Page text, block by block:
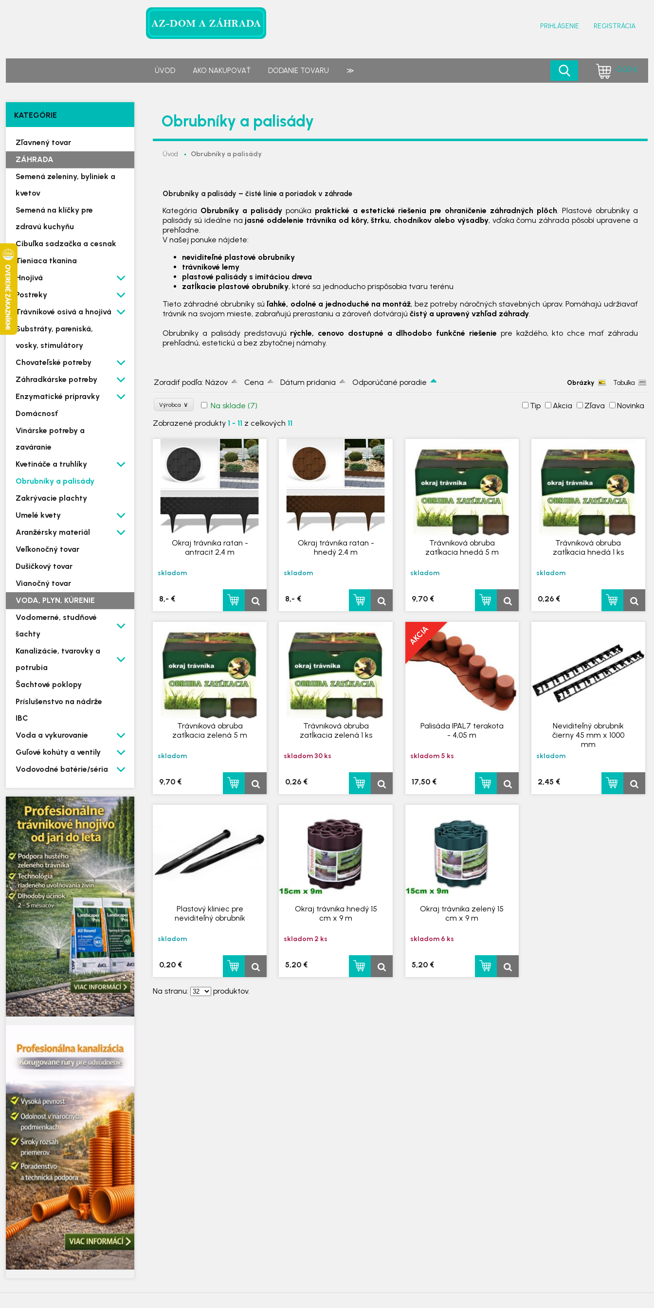
ÚVOD AKO NAKUPOVAŤ DODANIE TOVARU ≫ 0,00 €
PRIHLÁSENIE REGISTRÁCIA
KATEGÓRIE
Zľavnený tovar
ZÁHRADA
Semená zeleniny, byliniek a
kvetov
Semená na klíčky pre
zdravú kuchyňu
Cibuľka sadzačka a cesnak
Tieniaca tkanina
Hnojivá
Postreky
Trávnikové osivá a hnojivá
Substráty, pareniská,
vosky, stimulátory
Chovateľské potreby
Záhradkárske potreby
Enzymatické prípravky
Domácnosť
Vinárske potreby a
zaváranie
Kvetináče a truhlíky
Obrubníky a palisády
Zakrývacie plachty
Umelé kvety
Aranžérsky materiál
Veľkonočný tovar
Dušičkový tovar
Vianočný tovar
VODA, PLYN, KÚRENIE
Vodomerné, studňové
šachty
Kanalizácie, tvarovky a
potrubia
Šachtové poklopy
Príslušenstvo na nádrže
IBC
Voda a vykurovanie
Guľové kohúty a ventily
Vodovodné batérie/séria
Obrubníky a palisády
Úvod Obrubníky a palisády
Obrubníky a palisády – čisté línie a poriadok v záhrade
Kategória Obrubníky a palisádyponúka praktické a estetické riešenia pre ohraničenie záhradných plôch. Plastové obrubníky a
palisády sú ideálne na jasné oddelenie trávnika od kôry, štrku, chodníkov alebo výsadby, vďaka čomu záhrada pôsobí upravene a
prehľadne.
V našej ponuke nájdete:
neviditeľné plastové obrubníky
trávnikové lemy
plastové palisády s imitáciou dreva
zatĺkacie plastové obrubníky, ktoré sa jednoducho prispôsobia tvaru terénu
Tieto záhradné obrubníky sú ľahké, odolné a jednoduché na montáž, bez potreby náročných stavebných úprav. Pomáhajú udržiavať
trávnik na svojom mieste, zabraňujú prerastaniu a zároveň dotvárajúčistý a upravený vzhľad záhrady.
Obrubníky a palisády predstavujú rýchle, cenovo dostupné a dlhodobo funkčné riešenie pre každého, kto chce mať záhradu
prehľadnú, estetickú a bez zbytočnej námahy.
Zoradiť podľa:Názov Cena Dátum pridania Odporúčané poradie Obrázky Tabuľka
Výrobca ∨ Na sklade (7) Tip Akcia Zľava
Novinka
Zobrazené produkty1 - 11 z celkových11
Okraj trávnika ratan -
antracit 2,4 m
skladom
8,- €
Okraj trávnika ratan -
hnedý 2,4 m
skladom
8,- €
Trávniková obruba
zatĺkacia hnedá 5 m
skladom
9,70 €
Trávniková obruba
zatĺkacia hnedá 1 ks
skladom
0,26 €
Trávniková obruba
zatĺkacia zelená 5 m
skladom
9,70 €
Trávniková obruba
zatĺkacia zelená 1 ks
skladom 30 ks
0,26 €
AKCIA
Palisáda IPAL7 terakota
- 4,05 m
skladom 5 ks
17,50 €
Neviditeľný obrubník
čierny 45 mm x 1000
mm
skladom
2,45 €
Plastový kliniec pre
neviditeľný obrubník
skladom
0,20 €
Okraj trávnika hnedý 15
cm x 9 m
skladom 2 ks
5,20 €
Okraj trávnika zelený 15
cm x 9 m
skladom 6 ks
5,20 €
Na stranu: produktov.